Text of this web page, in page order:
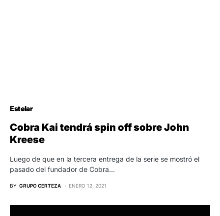
Estelar
Cobra Kai tendrá spin off sobre John
Kreese
Luego de que en la tercera entrega de la serie se mostró el
pasado del fundador de Cobra…
BY GRUPO CERTEZA ENERO 12, 2021